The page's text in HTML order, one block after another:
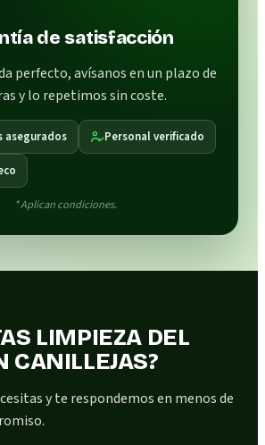
de satisfacción
perfecto, avísanos en un plazo de
y lo repetimos sin coste.
asegurados Personal verificado
* Aplican condiciones.
LIMPIEZA DEL
CANILLEJAS?
y te respondemos en menos de